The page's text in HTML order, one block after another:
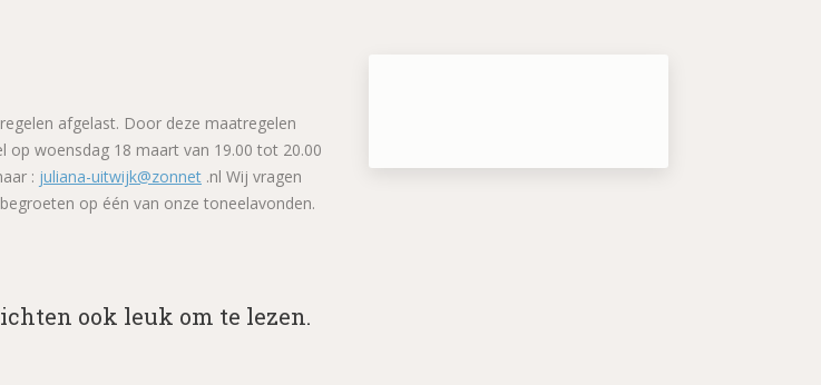
afgelast. Door deze maatregelen
op woensdag 18 maart van 19.00 tot 20.00
: juliana-uitwijk@zonnet .nl Wij vragen
op één van onze toneelavonden.
ook leuk om te lezen.